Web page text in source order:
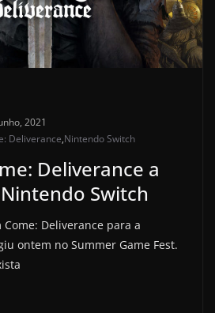
2021
Deliverance,Nintendo Switch
Deliverance a
Switch
Deliverance para a
ontem no Summer Game Fest.